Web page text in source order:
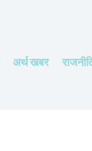
अर्थ खबर